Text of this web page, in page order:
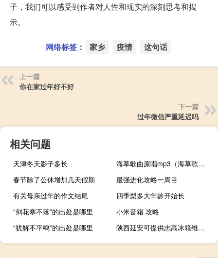
子，我们可以感受到作者对人性和现实的深刻思考和揭
示。
网络标签： 家乡 疫情 这句话
上一篇
你在家过年好不好
下一篇
过年微信严重延迟吗
相关问题
天津冬天影子多长
海草歌曲原唱mp3（海草歌曲原唱）
春节除了公休增加几天假期
最强进化攻略一周目
有关母亲过年的作文结尾
四季梨多大年龄开始长
“剑花寒不落”的出处是哪里
小米音箱 攻略
“犹解不平鸣”的出处是哪里
陕西延安可提供志高冰箱维修服务地址在哪